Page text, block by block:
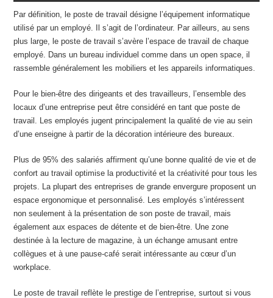
Par définition, le poste de travail désigne l’équipement informatique
utilisé par un employé. Il s’agit de l’ordinateur. Par ailleurs, au sens
plus large, le poste de travail s’avère l’espace de travail de chaque
employé. Dans un bureau individuel comme dans un open space, il
rassemble généralement les mobiliers et les appareils informatiques.
Pour le bien-être des dirigeants et des travailleurs, l’ensemble des
locaux d’une entreprise peut être considéré en tant que poste de
travail. Les employés jugent principalement la qualité de vie au sein
d’une enseigne à partir de la décoration intérieure des bureaux.
Plus de 95% des salariés affirment qu’une bonne qualité de vie et de
confort au travail optimise la productivité et la créativité pour tous les
projets. La plupart des entreprises de grande envergure proposent un
espace ergonomique et personnalisé. Les employés s’intéressent
non seulement à la présentation de son poste de travail, mais
également aux espaces de détente et de bien-être. Une zone
destinée à la lecture de magazine, à un échange amusant entre
collègues et à une pause-café serait intéressante au cœur d’un
workplace.
Le poste de travail reflète le prestige de l’entreprise, surtout si vous